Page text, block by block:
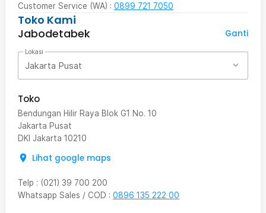
Customer Service (WA) : 0899 721 7050
Toko Kami
Jabodetabek
Ganti
Lokasi
Jakarta Pusat
Toko
Bendungan Hilir Raya Blok G1 No. 10
Jakarta Pusat
DKI Jakarta 10210
Lihat google maps
Telp : (021) 39 700 200
Whatsapp Sales / COD : 0896 135 222 00